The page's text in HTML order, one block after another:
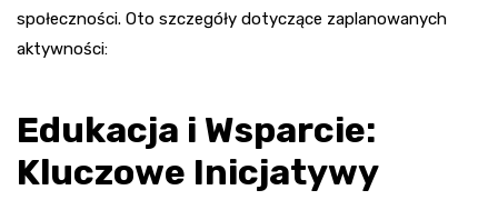
społeczności. Oto szczegóły dotyczące zaplanowanych
aktywności:
Edukacja i Wsparcie:
Kluczowe Inicjatywy